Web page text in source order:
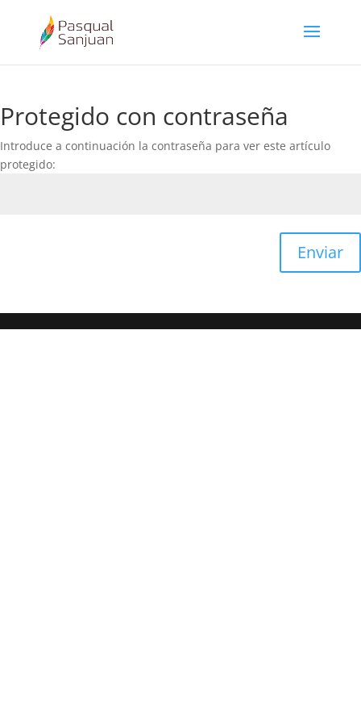
Protegido con contraseña
Introduce a continuación la contraseña para ver este artículo
protegido:
Enviar